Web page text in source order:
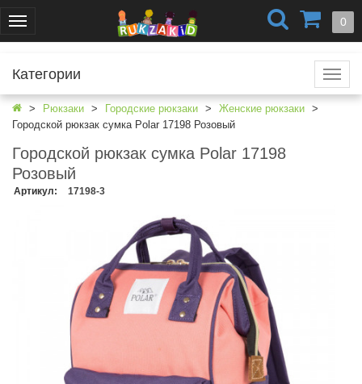
Меню 0
+7 (499) 404-0550
г. Москва
+7 (812) 424-4251
Категории
Рюкзаки Городские рюкзаки
Женские рюкзаки
Городской рюкзак сумка Polar 17198 Розовый
Городской рюкзак сумка Polar 17198
Розовый
Артикул: 17198-3